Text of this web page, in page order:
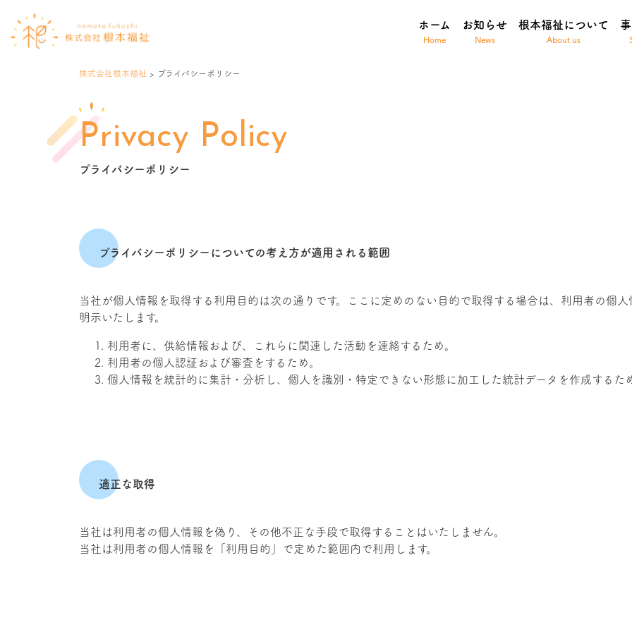
ホーム お知らせ 根本福祉について
株式会社根本福祉 > プライバシーポリシー
プライバシーポリシー
Privacy Policy
プライバシーポリシーについての考え方が適用される範囲
当社が個人情報を取得する利用目的は次の通りです。ここに定めのない目的で取得する場合は、利用者の個
明示いたします。
利用者に、供給情報および、これらに関連した活動を連絡するため。
利用者の個人認証および審査をするため。
個人情報を統計的に集計・分析し、個人を識別・特定できない形態に加工した統計データを作成するた
適正な取得
当社は利用者の個人情報を偽り、その他不正な手段で取得することはいたしません。
当社は利用者の個人情報を「利用目的」で定めた範囲内で利用します。